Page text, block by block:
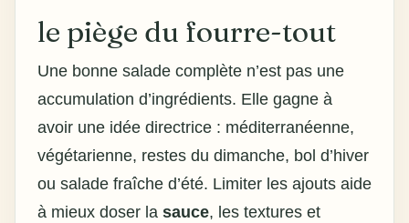
le piège du fourre-tout
Une bonne salade complète n’est pas une
accumulation d’ingrédients. Elle gagne à
avoir une idée directrice : méditerranéenne,
végétarienne, restes du dimanche, bol d’hiver
ou salade fraîche d’été. Limiter les ajouts aide
à mieux doser la sauce, les textures et